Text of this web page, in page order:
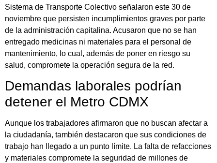
Sistema de Transporte Colectivo señalaron este 30 de
noviembre que persisten incumplimientos graves por parte
de la administración capitalina. Acusaron que no se han
entregado medicinas ni materiales para el personal de
mantenimiento, lo cual, además de poner en riesgo su
salud, compromete la operación segura de la red.
Demandas laborales podrían
detener el Metro CDMX
Aunque los trabajadores afirmaron que no buscan afectar a
la ciudadanía, también destacaron que sus condiciones de
trabajo han llegado a un punto límite. La falta de refacciones
y materiales compromete la seguridad de millones de